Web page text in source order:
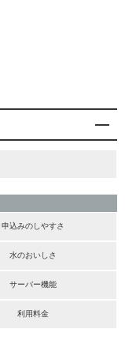
申込みのしやすさ
水のおいしさ
サーバー機能
利用料金